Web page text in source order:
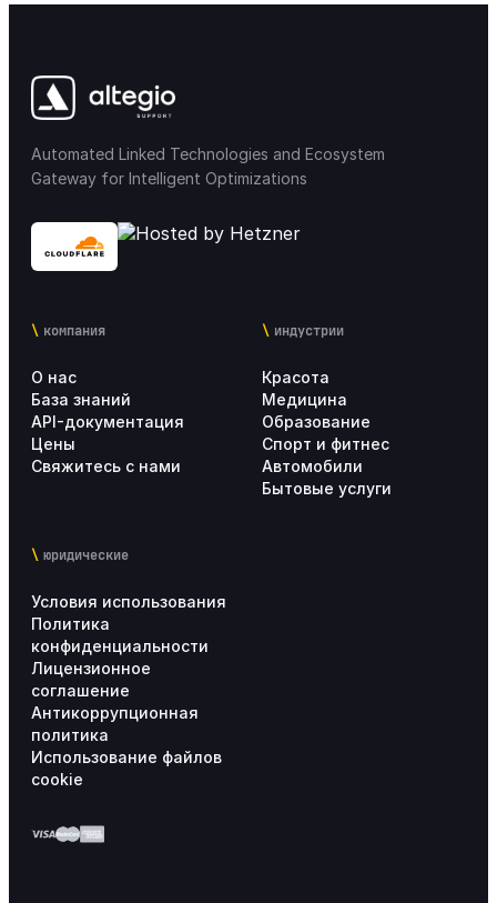
Automated Linked Technologies and Ecosystem
Gateway for Intelligent Optimizations
компания
О нас
База знаний
API-документация
Цены
Свяжитесь с нами
индустрии
Красота
Медицина
Образование
Спорт и фитнес
Автомобили
Бытовые услуги
юридические
Условия использования
Политика
конфиденциальности
Лицензионное
соглашение
Антикоррупционная
политика
Использование файлов
cookie